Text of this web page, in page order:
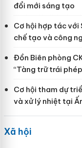
đổi mới sáng tạo
Cơ hội hợp tác với
chế tạo và công
Đồn Biên phòng
“Tàng trữ trái
Cơ hội tham dự
và xử lý nhiệt tại
Xã hội